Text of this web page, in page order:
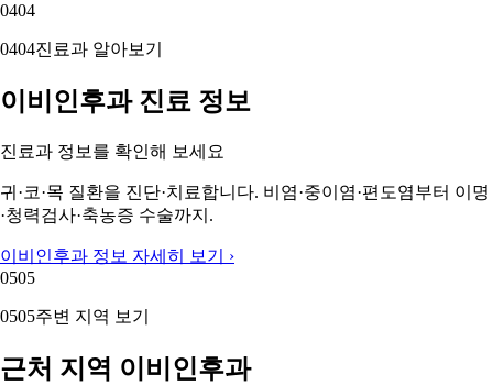
0404
0404진료과 알아보기
이비인후과 진료 정보
진료과 정보를 확인해 보세요
귀·코·목 질환을 진단·치료합니다. 비염·중이염·편도염부터 이명
·청력검사·축농증 수술까지.
이비인후과 정보 자세히 보기 ›
0505
0505주변 지역 보기
근처 지역 이비인후과